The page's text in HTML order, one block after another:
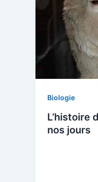
Biologie
L’histoire
nos jours